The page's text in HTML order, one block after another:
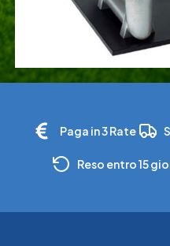
Paga in 3 Rate
Reso entro 15